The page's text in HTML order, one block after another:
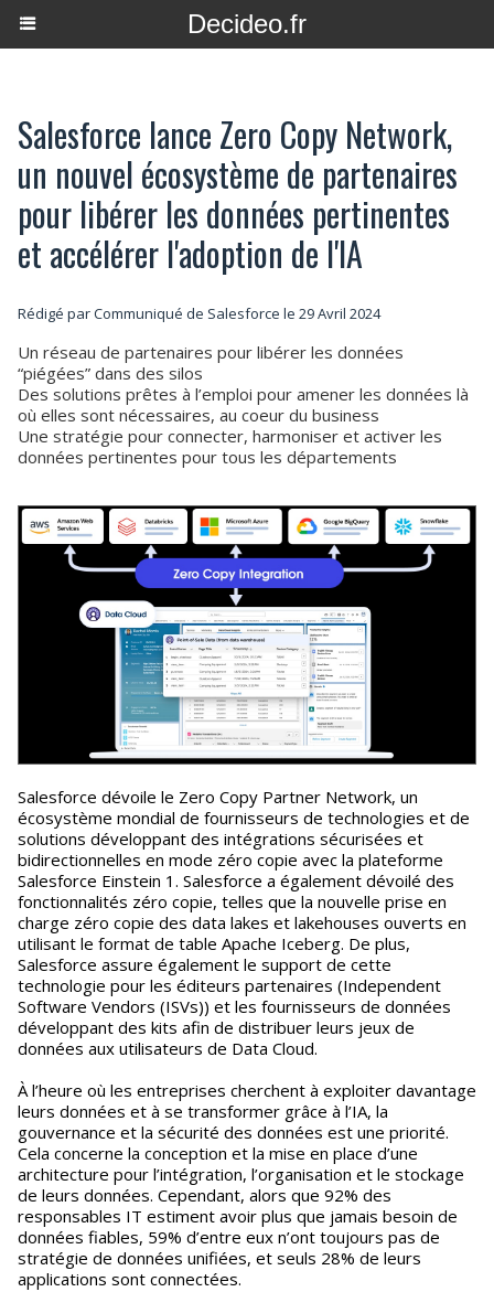
Decideo.fr
Salesforce lance Zero Copy Network,
un nouvel écosystème de partenaires
pour libérer les données pertinentes
et accélérer l'adoption de l'IA
Rédigé par Communiqué de Salesforce le 29 Avril 2024
Un réseau de partenaires pour libérer les données
“piégées” dans des silos
Des solutions prêtes à l’emploi pour amener les données là
où elles sont nécessaires, au coeur du business
Une stratégie pour connecter, harmoniser et activer les
données pertinentes pour tous les départements
Salesforce dévoile le Zero Copy Partner Network, un
écosystème mondial de fournisseurs de technologies et de
solutions développant des intégrations sécurisées et
bidirectionnelles en mode zéro copie avec la plateforme
Salesforce Einstein 1. Salesforce a également dévoilé des
fonctionnalités zéro copie, telles que la nouvelle prise en
charge zéro copie des data lakes et lakehouses ouverts en
utilisant le format de table Apache Iceberg. De plus,
Salesforce assure également le support de cette
technologie pour les éditeurs partenaires (Independent
Software Vendors (ISVs)) et les fournisseurs de données
développant des kits afin de distribuer leurs jeux de
données aux utilisateurs de Data Cloud.
À l’heure où les entreprises cherchent à exploiter davantage
leurs données et à se transformer grâce à l’IA, la
gouvernance et la sécurité des données est une priorité.
Cela concerne la conception et la mise en place d’une
architecture pour l’intégration, l’organisation et le stockage
de leurs données. Cependant, alors que 92% des
responsables IT estiment avoir plus que jamais besoin de
données fiables, 59% d’entre eux n’ont toujours pas de
stratégie de données unifiées, et seuls 28% de leurs
applications sont connectées.